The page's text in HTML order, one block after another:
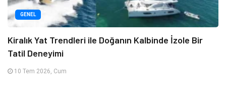
GENEL
Kiralık Yat Trendleri ile Doğanın Kalbinde İzole Bir
Tatil Deneyimi
10 Tem 2026, Cum